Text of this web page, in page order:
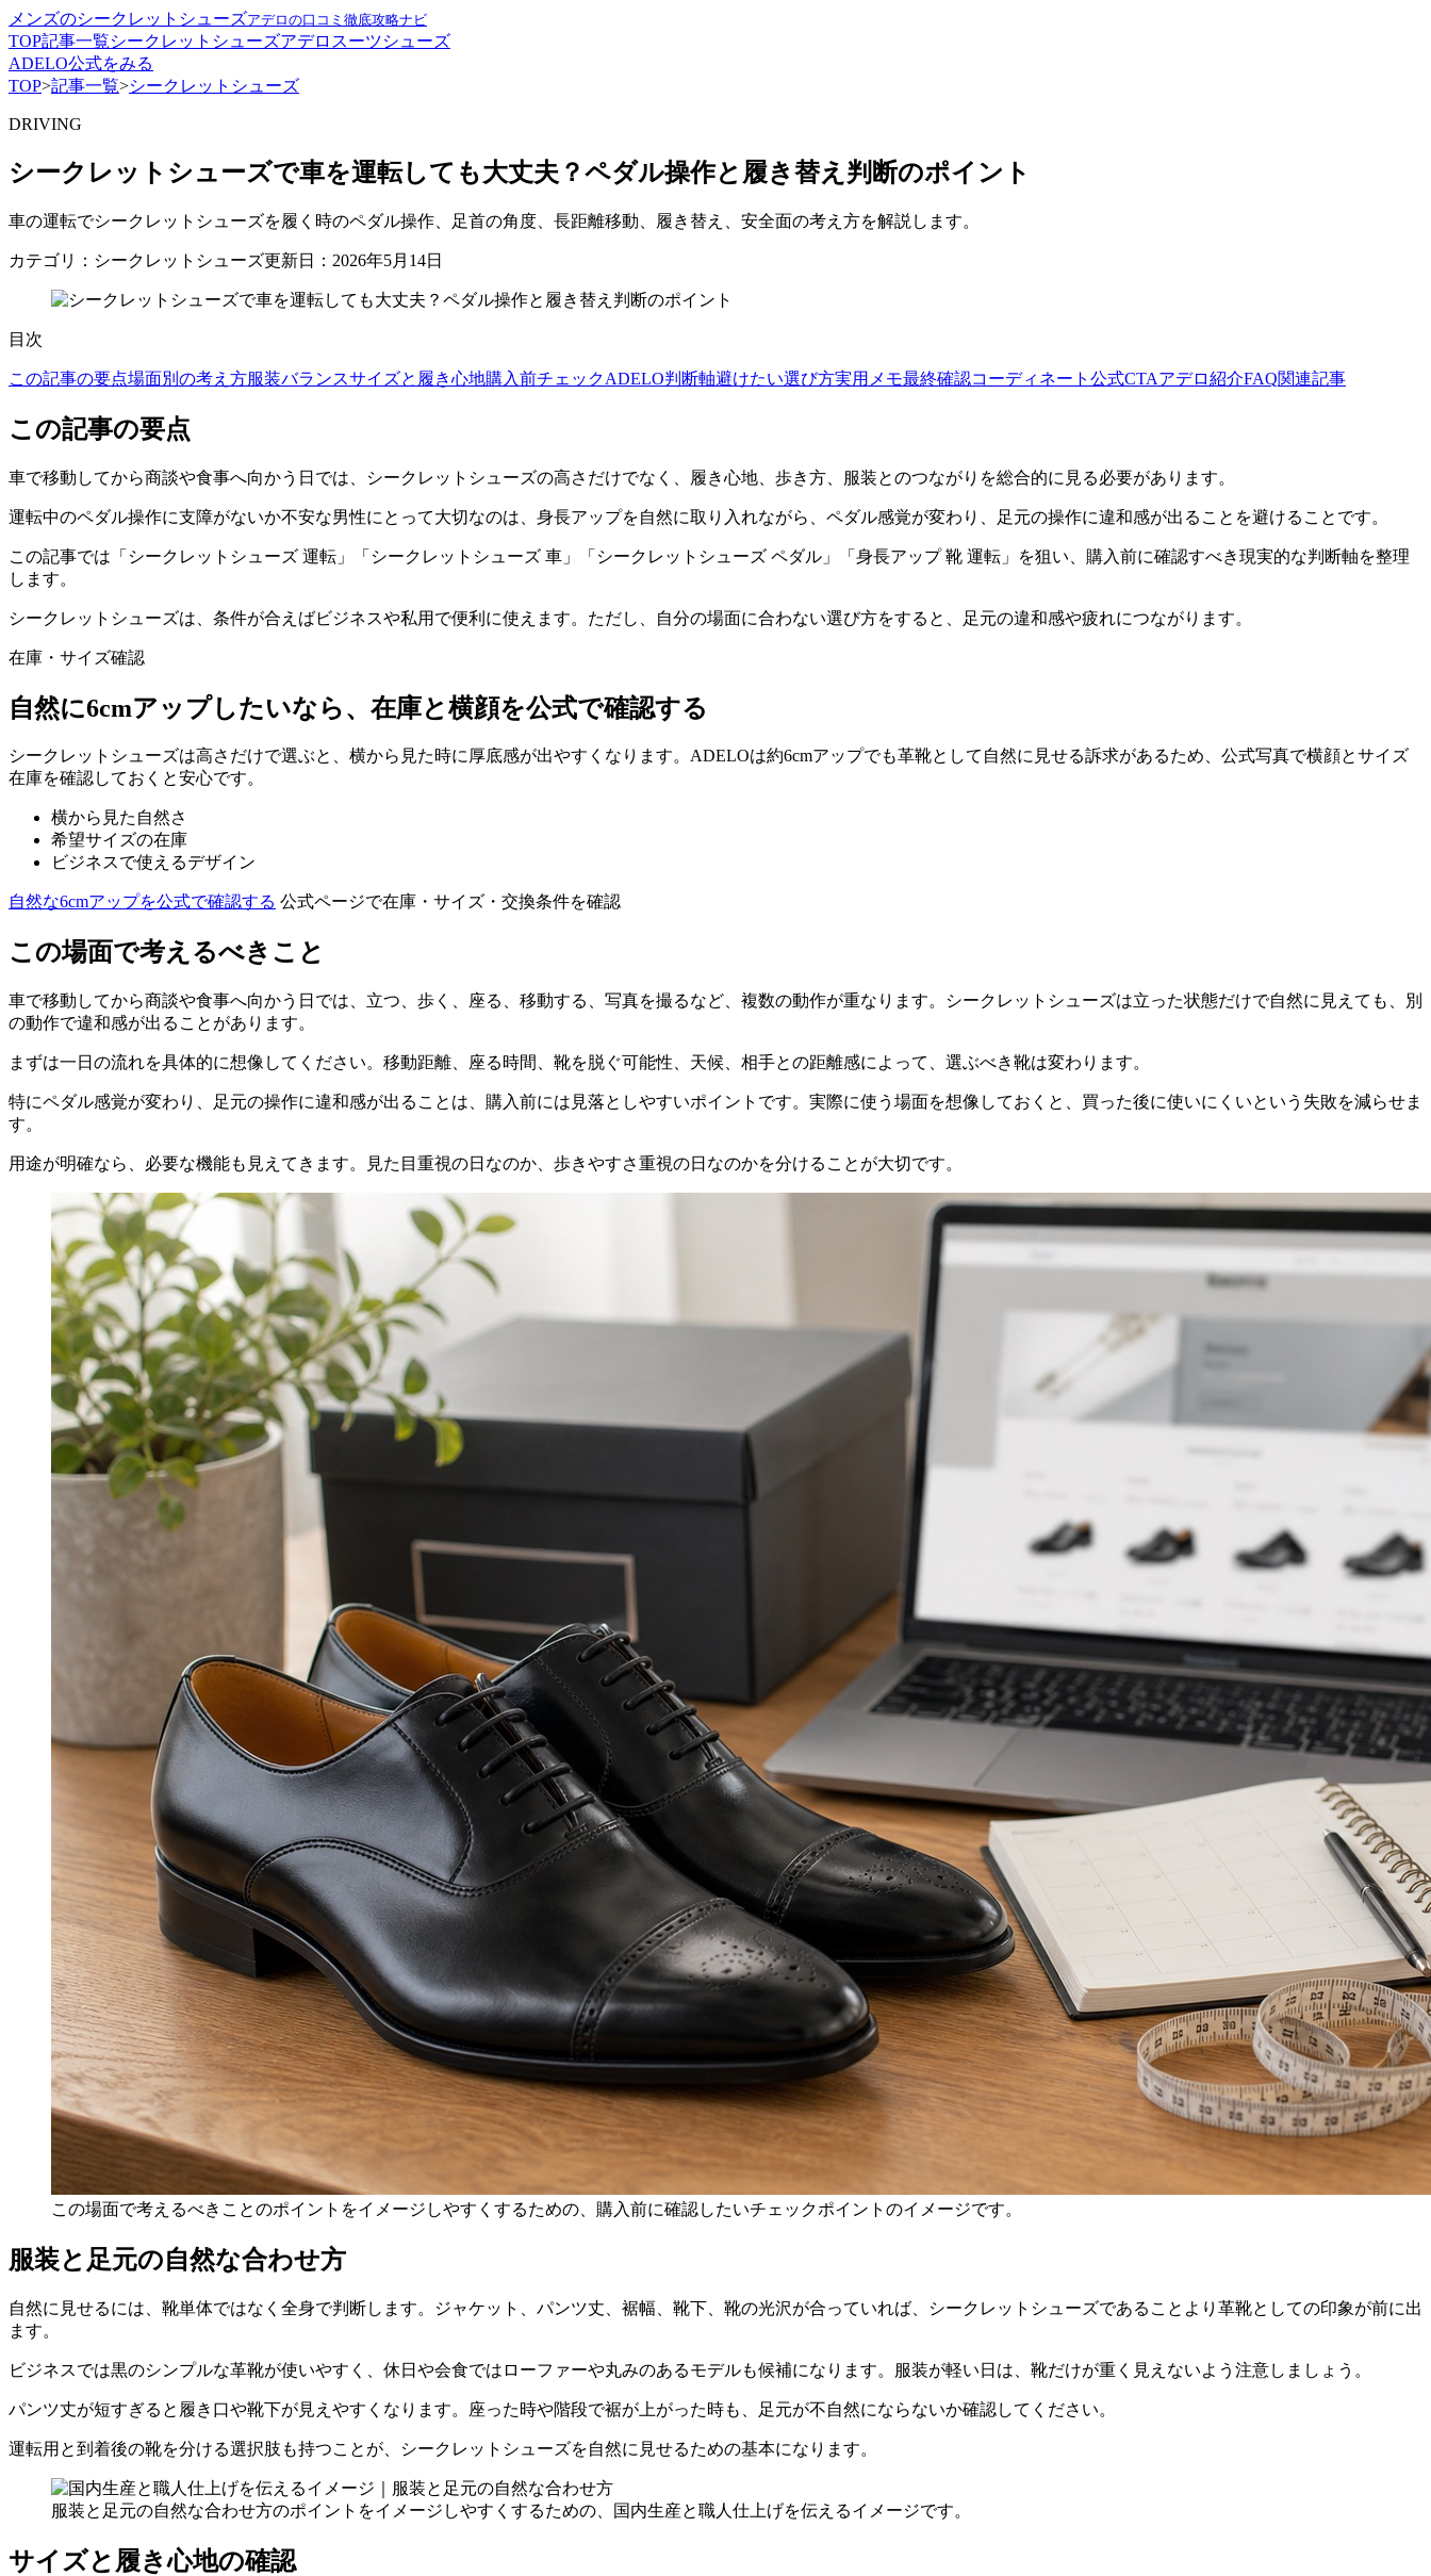
メンズのシークレットシューズアデロの口コミ徹底攻略ナビ
TOP記事一覧シークレットシューズアデロ スーツシューズ
ADELO公式をみる
TOP>記事一覧>シークレットシューズ
DRIVING
シークレットシューズで車を運転しても大丈夫？ペダル操作と履き替え判断のポイント
車の運転でシークレットシューズを履く時のペダル操作、足首の角度、長距離移動、履き替え、安全面の考え方を解説します。
カテゴリ：シークレットシューズ更新日：2026年5月14日
目次
この記事の要点場面別の考え方服装バランスサイズと履き心地購入前チェックADELO判断軸避けたい選び方実用メモ最終確認コーディネート 公式CTAアデロ紹介FAQ関連記事
この記事の要点
車で移動してから商談や食事へ向かう日では、シークレットシューズの高さだけでなく、履き心地、歩き方、服装とのつながりを総合的に見る必要があります。
運転中のペダル操作に支障がないか不安な男性にとって大切なのは、身長アップを自然に取り入れながら、ペダル感覚が変わり、足元の操作に違和感が出ることを避けることです。
この記事では「シークレットシューズ 運転」「シークレットシューズ 車」「シークレットシューズ ペダル」「身長アップ 靴 運転」を狙い、購入前に確認すべき現実的な判断軸を整理
します。
シークレットシューズは、条件が合えばビジネスや私用で便利に使えます。ただし、自分の場面に合わない選び方をすると、足元の違和感や疲れにつながります。
在庫・サイズ確認
自然に6cmアップしたいなら、在庫と横顔を公式で確認する
シークレットシューズは高さだけで選ぶと、横から見た時に厚底感が出やすくなります。ADELOは約6cmアップでも革靴として自然に見せる訴求があるため、公式写真で横顔とサイズ
在庫を確認しておくと安心です。
横から見た自然さ
希望サイズの在庫
ビジネスで使えるデザイン
自然な6cmアップを公式で確認する 公式ページで在庫・サイズ・交換条件を確認
この場面で考えるべきこと
車で移動してから商談や食事へ向かう日では、立つ、歩く、座る、移動する、写真を撮るなど、複数の動作が重なります。シークレットシューズは立った状態だけで自然に見えても、別
の動作で違和感が出ることがあります。
まずは一日の流れを具体的に想像してください。移動距離、座る時間、靴を脱ぐ可能性、天候、相手との距離感によって、選ぶべき靴は変わります。
特にペダル感覚が変わり、足元の操作に違和感が出ることは、購入前には見落としやすいポイントです。実際に使う場面を想像しておくと、買った後に使いにくいという失敗を減らせま
す。
用途が明確なら、必要な機能も見えてきます。見た目重視の日なのか、歩きやすさ重視の日なのかを分けることが大切です。
この場面で考えるべきことのポイントをイメージしやすくするための、購入前に確認したいチェックポイントのイメージです。
服装と足元の自然な合わせ方
自然に見せるには、靴単体ではなく全身で判断します。ジャケット、パンツ丈、裾幅、靴下、靴の光沢が合っていれば、シークレットシューズであることより革靴としての印象が前に出
ます。
ビジネスでは黒のシンプルな革靴が使いやすく、休日や会食ではローファーや丸みのあるモデルも候補になります。服装が軽い日は、靴だけが重く見えないよう注意しましょう。
パンツ丈が短すぎると履き口や靴下が見えやすくなります。座った時や階段で裾が上がった時も、足元が不自然にならないか確認してください。
運転用と到着後の靴を分ける選択肢も持つことが、シークレットシューズを自然に見せるための基本になります。
服装と足元の自然な合わせ方のポイントをイメージしやすくするための、国内生産と職人仕上げを伝えるイメージです。
サイズと履き心地の確認